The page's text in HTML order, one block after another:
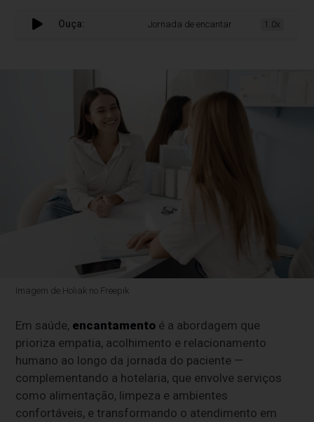
Ouça: Jornada de encantamento em clínicas
1.0x
Imagem de Holiak no Freepik
Em saúde, encantamento é a abordagem que
prioriza empatia, acolhimento e relacionamento
humano ao longo da jornada do paciente —
complementando a hotelaria, que envolve serviços
como alimentação, limpeza e ambientes
confortáveis, e transformando o atendimento em